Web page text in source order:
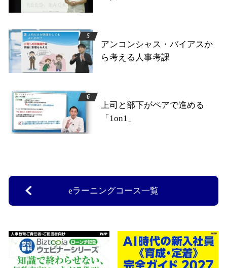
アンコンシャス・バイアスか
ら考える人事考課
上司と部下がペアで進める
「1on1」
eラーニングコース一覧